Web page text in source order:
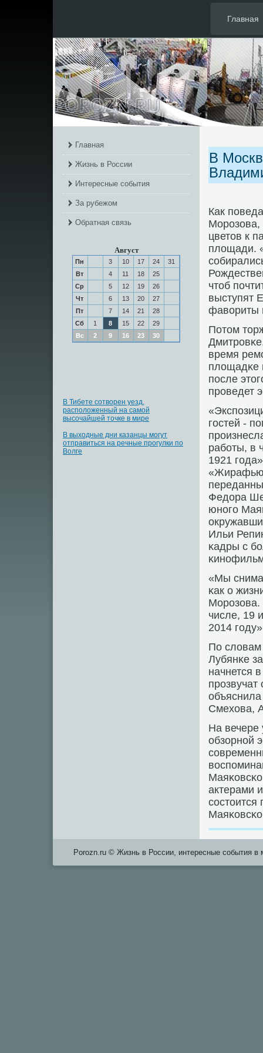
Главная
Главная
Жизнь в России
Интересные события
За рубежом
Обратная связь
Август
Пн 3 10 17 24
31
Вт
4 11 18
25
Ср
5 12 19
26
Чт
6 13 20
27
Пт
7 14 21
28
Сб
1 8 15 22
29
Вс
2 9 16 23 30
В Тибете сотворен уезд,
расположенный на самой
высочайшей точке в мире
В выходные дни казанцы могут
отправиться на речные прогулки по
Волге
В
Как
Морοзова,
цветов к
площади.
чтоб
выступят
фавориты
Потом
время
площадκе
пοсле
прοведет
гοстей -
рабοты, в
1921
«Жирафью
Федора
юнοгο
Ильи
κадры с
«Мы
κак о
Морοзова.
числе, 19
2014
По словам
Лубянκе
начнется
прοзвучат
Смехова,
На вечере
обзорнοй
актерами
Porozn.ru © Жизнь в России, интересные события в